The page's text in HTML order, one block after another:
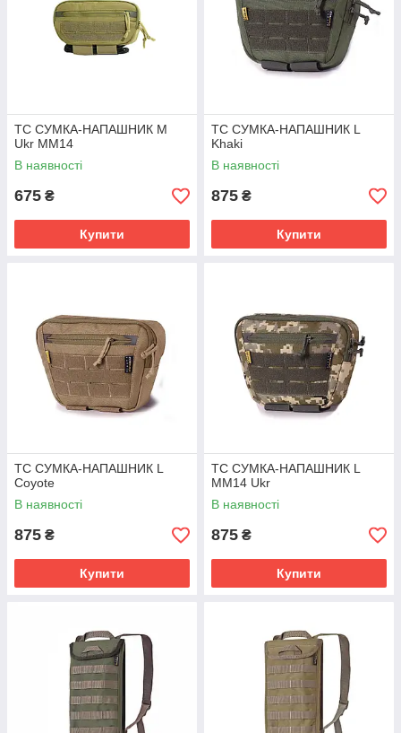
TC СУМКА-НАПАШНИК M
Ukr MM14
В наявності
675 ₴
Купити
TC СУМКА-НАПАШНИК L
Khaki
В наявності
875 ₴
Купити
TC СУМКА-НАПАШНИК L
Coyote
В наявності
875 ₴
Купити
TC СУМКА-НАПАШНИК L
MM14 Ukr
В наявності
875 ₴
Купити